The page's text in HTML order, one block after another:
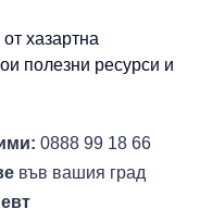
хазартна
полезни ресурси и
0888 99 18 66
във вашия град